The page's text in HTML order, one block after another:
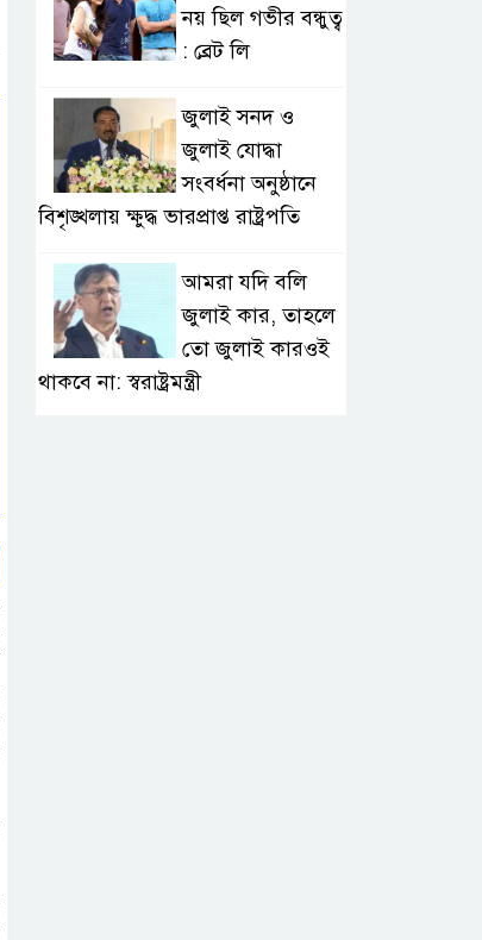
নয় ছিল গভীর বন্ধুত্ব
: ব্রেট লি
জুলাই সনদ ও
জুলাই যোদ্ধা
সংবর্ধনা অনুষ্ঠানে
বিশৃঙ্খলায় ক্ষুদ্ধ ভারপ্রাপ্ত রাষ্ট্রপতি
আমরা যদি বলি
জুলাই কার, তাহলে
তো জুলাই কারওই
থাকবে না: স্বরাষ্ট্রমন্ত্রী